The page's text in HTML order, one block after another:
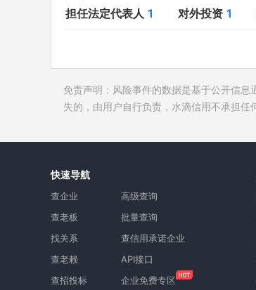
在外任职 1
所属集团
担任法定代表人 1 对外投资 1
免责声明：风险事件的数据是基于公开信
失的，由用户自行负责，水滴信用不承担任
快速导航
查企业
查老板
找关系
查老赖
查招投标
高级查询
批量查询
查信用承诺企业
API接口
企业免费专区